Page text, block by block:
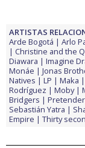
ARTISTAS
Arde Bogotá
Arlo
Christine and the
Diawara
Imagine
Monáe
Jonas
Natives
LP Maka
Rodríguez
Moby
Bridgers
Sebastián Yatra
Empire
Thirty